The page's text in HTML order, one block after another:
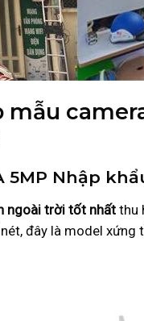
mẫu
5MP Nhập
ngoài trời tốt nhất thu
đây là model xứng